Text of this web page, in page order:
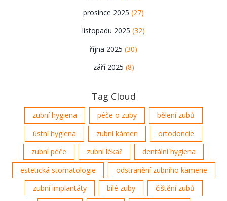
prosince 2025 (27)
listopadu 2025 (32)
října 2025 (30)
září 2025 (8)
Tag Cloud
zubní hygiena péče o zuby
bělení zubů
ústní hygiena
zubní kámen
ortodoncie
zubní péče
zubní lékař
dentální hygiena
estetická stomatologie
odstranění zubního kamene
zubní implantáty
bílé zuby
čištění zubů